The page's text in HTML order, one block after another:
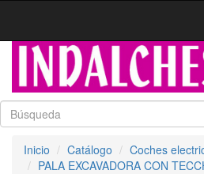
Inicio Catálogo
Coches
PALA EXCAVADORA CON